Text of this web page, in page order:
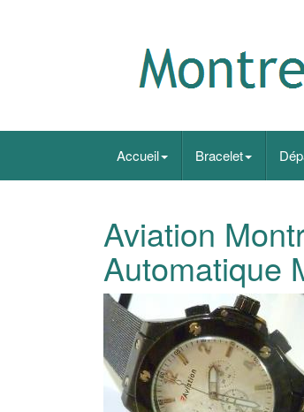
Accueil Bracelet
Aviation
Automatique